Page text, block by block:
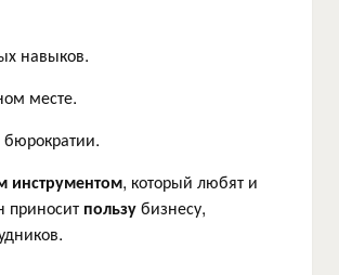
навыков.
месте.
бюрократии.
инструментом, который любят и
приносит пользубизнесу,